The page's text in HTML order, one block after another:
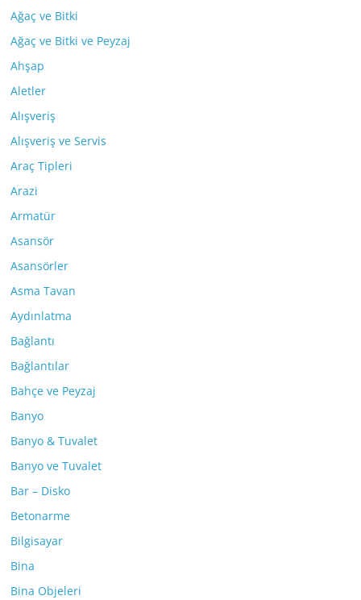
Ağaç ve Bitki
Ağaç ve Bitki ve Peyzaj
Ahşap
Aletler
Alışveriş
Alışveriş ve Servis
Araç Tipleri
Arazi
Armatür
Asansör
Asansörler
Asma Tavan
Aydınlatma
Bağlantı
Bağlantılar
Bahçe ve Peyzaj
Banyo
Banyo & Tuvalet
Banyo ve Tuvalet
Bar – Disko
Betonarme
Bilgisayar
Bina
Bina Objeleri